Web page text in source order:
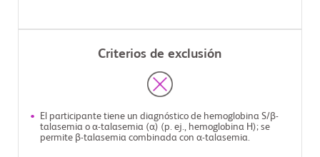
Criterios de exclusión
El participante tiene un diagnóstico de hemoglobina S/β-
talasemia o α-talasemia (α) (p. ej., hemoglobina H); se
permite β-talasemia combinada con α-talasemia.